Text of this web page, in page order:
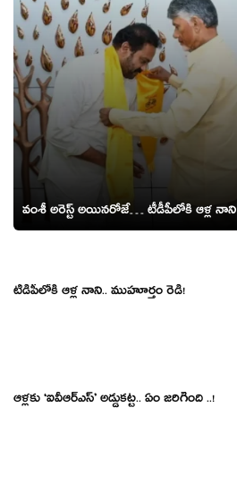
వంశీ అరెస్ట్ అయినరోజే… టీడీపీలోకి ఆళ్ల నాని
టీడీపీలోకి ఆళ్ల నాని.. ముహూర్తం రెడీ!
ఆళ్ల‌కు ‘ఐవీఆర్ఎస్‌’ అడ్డుక‌ట్ట‌.. ఏం జ‌రిగింది ..!